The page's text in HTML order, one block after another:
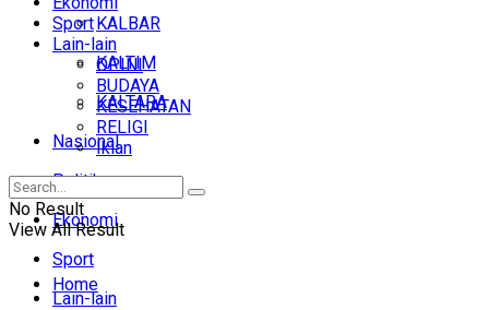
KALBAR
KALTIM
KALTARA
Nasional
Politik
Ekonomi
Sport
Lain-lain
Sport
Lain-lain
OPINI
BUDAYA
KESEHATAN
RELIGI
Iklan
No Result
View All Result
Home